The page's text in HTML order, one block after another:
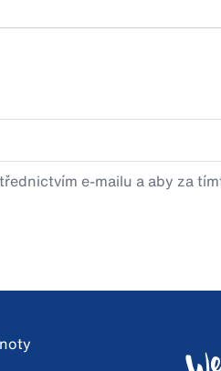
e-mailu a aby za